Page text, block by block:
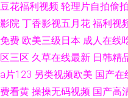
豆花福利视频 轮理片自拍偷拍
影院 丁香影视五月花 福利视
免费 欧美三级日本 成人在线
区三区 久草在线最新 日韩精
a片123 另类视频欧美 国产在
费看黄 操操无码视频 国产高